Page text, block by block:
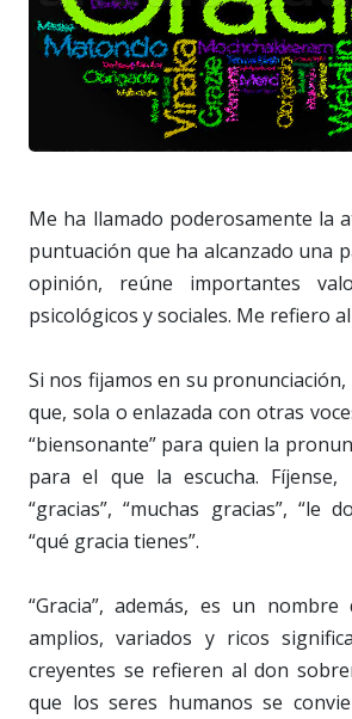
Me ha llamado poderosamente la
puntuación que ha alcanzado una
opinión, reúne importantes
psicológicos y sociales. Me refiero
Si nos fijamos en su
que, sola o enlazada con otras
“biensonante” para quien la
para el que la escucha.
“gracias”, “muchas gracias”, “le
“qué gracia tienes”.
“Gracia”, además, es un
amplios, variados y ricos
creyentes se refieren al don
que los seres humanos se